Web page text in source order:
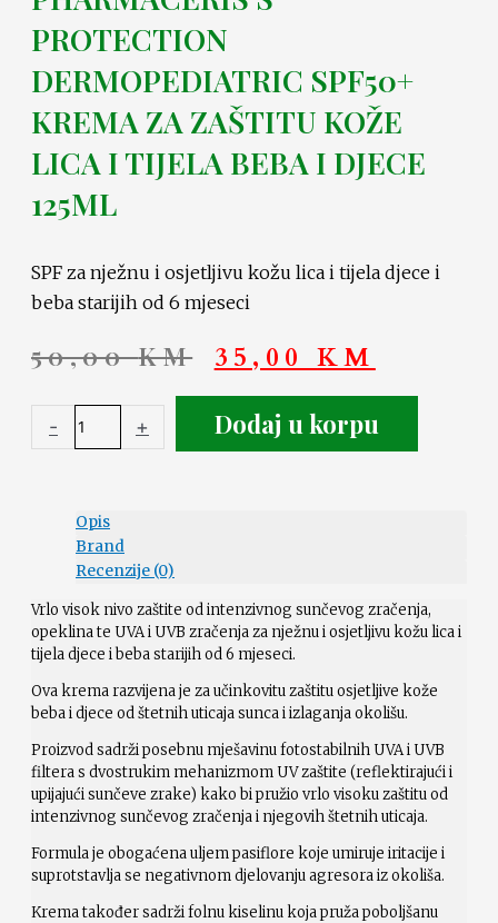
PROTECTION
DERMOPEDIATRIC SPF50+
KREMA ZA ZAŠTITU KOŽE
LICA I TIJELA BEBA I DJECE
125ML
SPF za nježnu i osjetljivu kožu lica i tijela djece i
beba starijih od 6 mjeseci
50,00KM 35,00KM
- + Dodaj u korpu
Opis
Brand
Recenzije (0)
Vrlo visok nivo zaštite od intenzivnog sunčevog zračenja,
opeklina te UVA i UVB zračenja za nježnu i osjetljivu kožu lica i
tijela djece i beba starijih od 6 mjeseci.
Ova krema razvijena je za učinkovitu zaštitu osjetljive kože
beba i djece od štetnih uticaja sunca i izlaganja okolišu.
Proizvod sadrži posebnu mješavinu fotostabilnih UVA i UVB
filtera s dvostrukim mehanizmom UV zaštite (reflektirajući i
upijajući sunčeve zrake) kako bi pružio vrlo visoku zaštitu od
intenzivnog sunčevog zračenja i njegovih štetnih uticaja.
Formula je obogaćena uljem pasiflore koje umiruje iritacije i
suprotstavlja se negativnom djelovanju agresora iz okoliša.
Krema također sadrži folnu kiselinu koja pruža poboljšanu